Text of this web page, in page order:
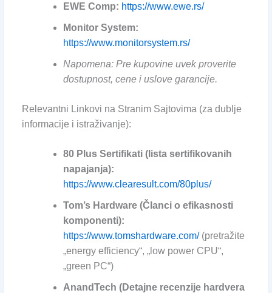
EWE Comp: https://www.ewe.rs/
Monitor System:
https://www.monitorsystem.rs/
Napomena: Pre kupovine uvek proverite
dostupnost, cene i uslove garancije.
Relevantni Linkovi na Stranim Sajtovima (za dublje
informacije i istraživanje):
80 Plus Sertifikati (lista sertifikovanih
napajanja):
https://www.clearesult.com/80plus/
Tom’s Hardware (Članci o efikasnosti
komponenti):
https://www.tomshardware.com/(pretražite
„energy efficiency“, „low power CPU“,
„green PC“)
AnandTech (Detajne recenzije hardvera